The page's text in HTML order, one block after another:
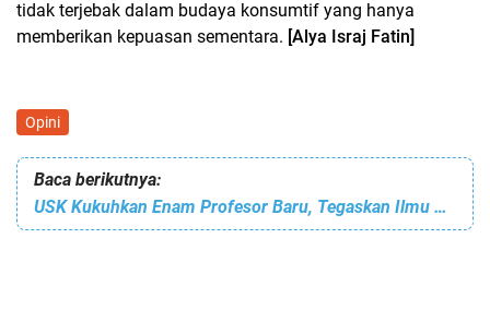
tidak terjebak dalam budaya konsumtif yang hanya
memberikan kepuasan sementara. [Alya Israj Fatin]
Opini
Baca berikutnya:
USK Kukuhkan Enam Profesor Baru, Tegaskan Ilmu Harus Berdampak bagi Masyarakat